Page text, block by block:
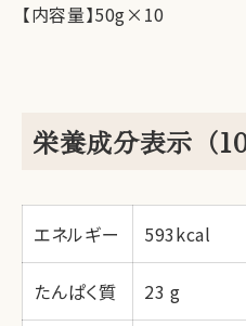
【内容量】50g×10
栄養成分表示（
エネルギー 593kcal
たんぱく質 23 g